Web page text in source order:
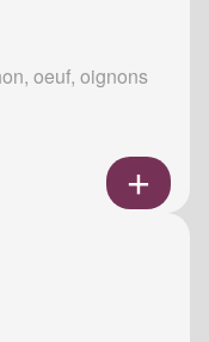
oeuf, oignons